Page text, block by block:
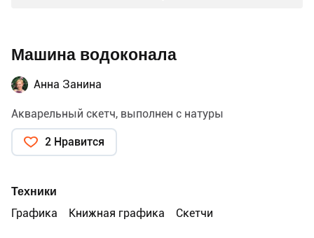
Машина водоконала
Анна Занина
Акварельный скетч, выполнен с натуры
2 Нравится
Техники
Графика
Книжная графика Скетчи